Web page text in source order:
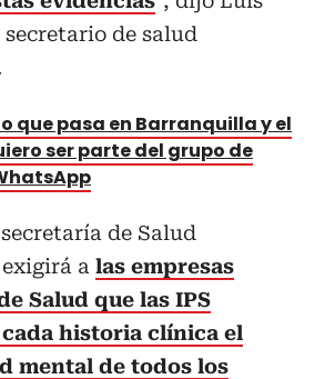
de salud
que pasa en Barranquilla y el
ser parte del grupo de
de Salud
a las empresas
Salud que las IPS
historia clínica el
mental de todos los